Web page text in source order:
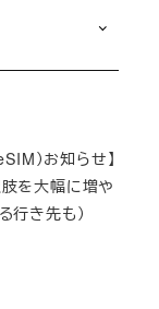
）お知らせ】
肢を大幅に増や
行き先も）